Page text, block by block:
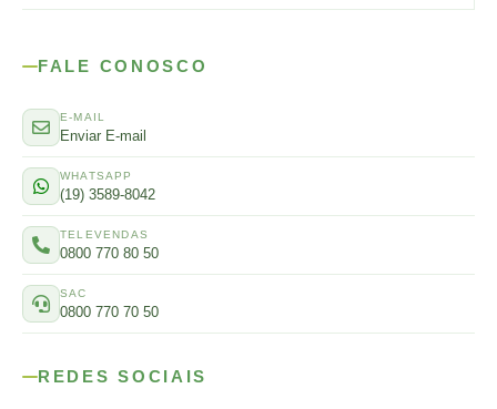
FALE CONOSCO
E-MAIL
Enviar E-mail
WHATSAPP
(19) 3589-8042
TELEVENDAS
0800 770 80 50
SAC
0800 770 70 50
REDES SOCIAIS